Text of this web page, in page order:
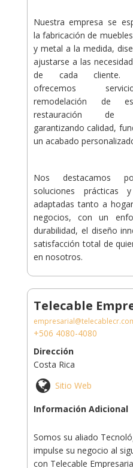
Nuestra empresa se
la fabricación de
y metal a la medida,
ajustarse a las
de cada cliente.
ofrecemos
remodelación de
restauración de
garantizando calidad,
un acabado
Nos destacamos
soluciones prácticas
adaptadas tanto a
negocios, con un
durabilidad, el diseño
satisfacción total de
en nosotros.
Telecable
+506 4080-4080
Dirección
Costa Rica
Sitio Web
Información Adicional
Somos su aliado
impulse su negocio al
con Telecable